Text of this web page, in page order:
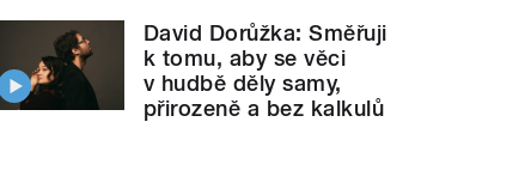
David Dorůžka: Směřuji
k tomu, aby se věci
v hudbě děly samy,
přirozeně a bez kalkulů